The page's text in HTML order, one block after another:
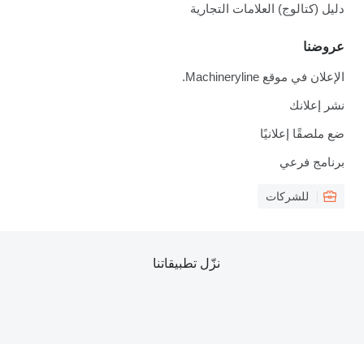
دليل (كتالوج) العلامات التجارية
عروضنا
الإعلان في موقع Machineryline.
نشر إعلانك
ضع ملصقًا إعلانيًا
برنامج فرعي
للشركات
نزّل تطبيقاتنا